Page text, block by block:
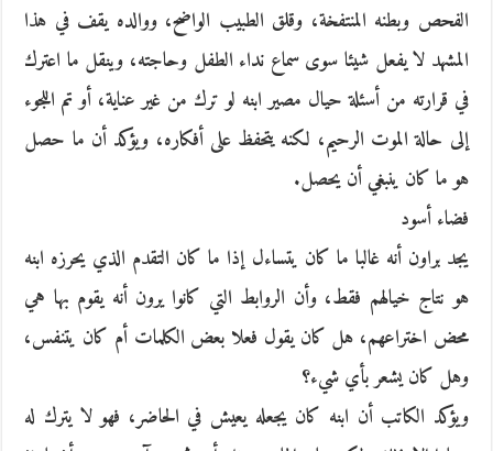
الفحص وبطنه المنتفخة، وقلق الطبيب الواضح، ووالده يقف في هذا
المشهد لا يفعل شيئا سوى سماع نداء الطفل وحاجته، وينقل ما اعترك
في قرارته من أسئلة حيال مصير ابنه لو ترك من غير عناية، أو تم اللجوء
إلى حالة الموت الرحيم، لكنه يتحفظ على أفكاره، ويؤكد أن ما حصل
هو ما كان ينبغي أن يحصل.
فضاء أسود
يجد براون أنه غالبا ما كان يتساءل إذا ما كان التقدم الذي يحرزه ابنه
هو نتاج خيالهم فقط، وأن الروابط التي كانوا يرون أنه يقوم بها هي
محض اختراعهم، هل كان يقول فعلا بعض الكلمات أم كان يتنفس،
وهل كان يشعر بأي شيء؟
ويؤكد الكاتب أن ابنه كان يجعله يعيش في الحاضر، فهو لا يترك له